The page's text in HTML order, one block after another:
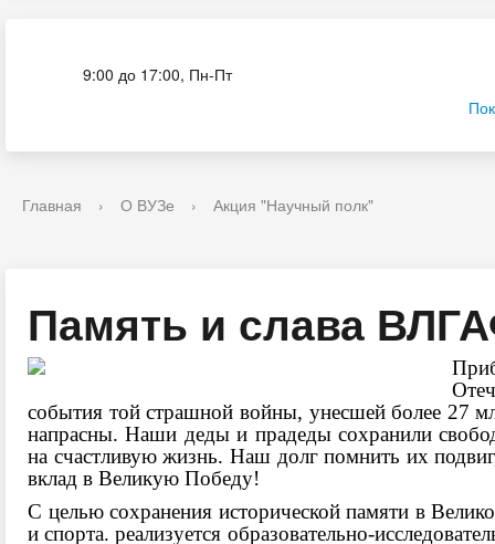
9:00 до 17:00, Пн-Пт
Главная › О ВУЗе › Акция "Научный полк"
Память и слава
события той страшной войны, унесшей более 27
напрасны. Наши деды и прадеды сохранили
на счастливую жизнь. Наш долг помнить их
вклад в Великую Победу!
С целью сохранения исторической памяти в
и спорта. реализуется образовательно-